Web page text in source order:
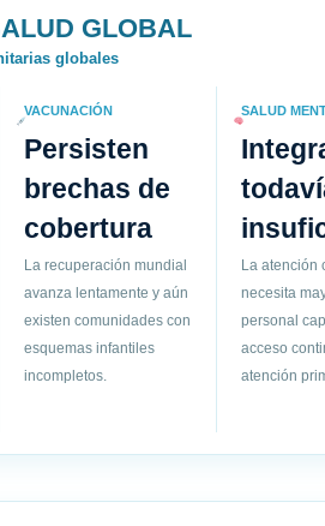
GLOBAL
globales
VACUNACIÓN
Persisten
brechas de
cobertura
La recuperación mundial
avanza lentamente y aún
existen comunidades con
esquemas infantiles
incompletos.
SALUD
La atención
necesita
personal
acceso
atención